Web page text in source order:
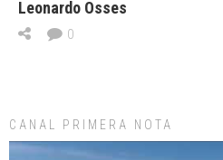
Leonardo Osses
0
CANAL PRIMERA NOTA